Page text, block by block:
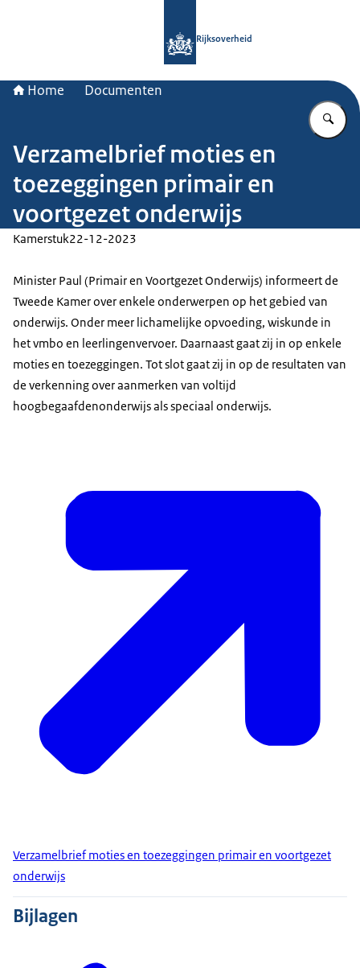
Rijksoverheid
Home Documenten
Verzamelbrief moties en
toezeggingen primair en
voortgezet onderwijs
Kamerstuk22-12-2023
Minister Paul (Primair en Voortgezet Onderwijs) informeert de
Tweede Kamer over enkele onderwerpen op het gebied van
onderwijs. Onder meer lichamelijke opvoeding, wiskunde in
het vmbo en leerlingenvervoer. Daarnaast gaat zij in op enkele
moties en toezeggingen. Tot slot gaat zij in op de resultaten van
de verkenning over aanmerken van voltijd
hoogbegaafdenonderwijs als speciaal onderwijs.
Verzamelbrief moties en toezeggingen primair en voortgezet
onderwijs
Bijlagen